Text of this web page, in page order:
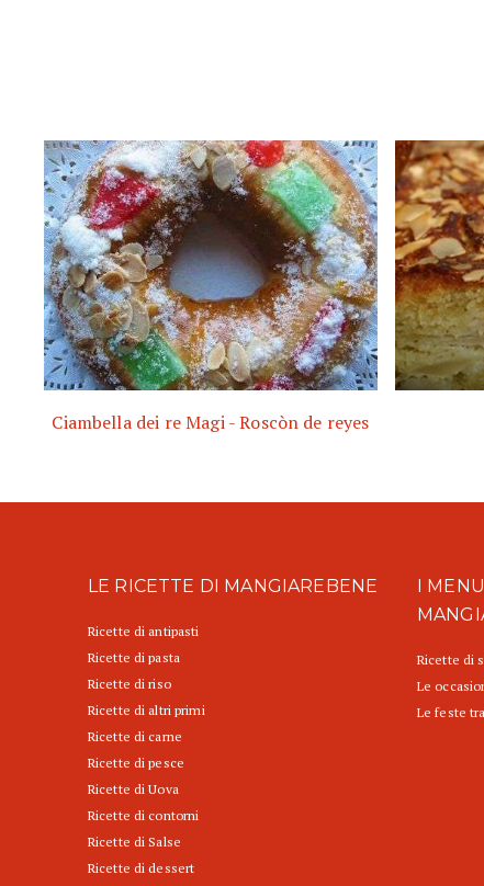
Ciambella dei re Magi - Roscòn de reyes
LE RICETTE DI MANGIAREBENE
Ricette di antipasti
Ricette di pasta
Ricette di riso
Ricette di altri primi
Ricette di carne
Ricette di pesce
Ricette di Uova
Ricette di contorni
Ricette di Salse
Ricette di dessert
I
Ricette di
Le
Le feste